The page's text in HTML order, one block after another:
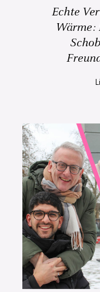
Echte
Wärme: